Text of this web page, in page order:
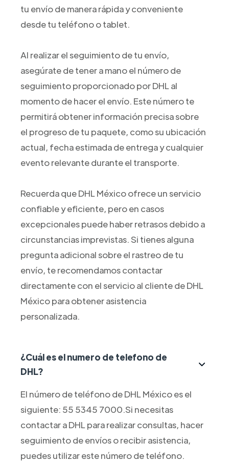
tu envío de manera rápida y conveniente
desde tu teléfono o tablet.
Al realizar el seguimiento de tu envío,
asegúrate de tener a mano el número de
seguimiento proporcionado por DHL al
momento de hacer el envío. Este número te
permitirá obtener información precisa sobre
el progreso de tu paquete, como su ubicación
actual, fecha estimada de entrega y cualquier
evento relevante durante el transporte.
Recuerda que DHL México ofrece un servicio
confiable y eficiente, pero en casos
excepcionales puede haber retrasos debido a
circunstancias imprevistas. Si tienes alguna
pregunta adicional sobre el rastreo de tu
envío, te recomendamos contactar
directamente con el servicio al cliente de DHL
México para obtener asistencia
personalizada.
¿Cuál es el numero de telefono de
DHL?
El número de teléfono de DHL México es el
siguiente: 55 5345 7000.Si necesitas
contactar a DHL para realizar consultas, hacer
seguimiento de envíos o recibir asistencia,
puedes utilizar este número de teléfono.